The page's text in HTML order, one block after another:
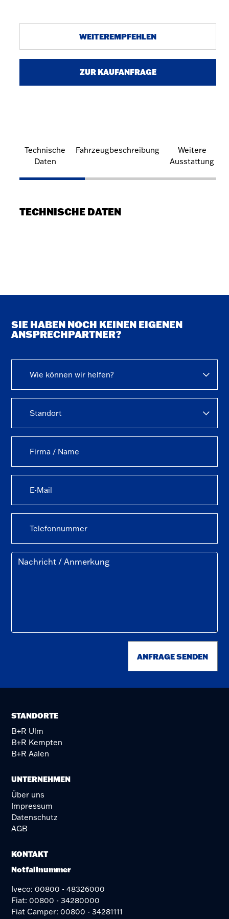
WEITEREMPFEHLEN
ZUR KAUFANFRAGE
Technische
Daten
Fahrzeugbeschreibung
Weitere
Ausstattung
TECHNISCHE DATEN
SIE HABEN NOCH KEINEN EIGENEN
ANSPRECHPARTNER?
Wie können wir helfen?
Standort
ANFRAGE SENDEN
STANDORTE
B+R Ulm
B+R Kempten
B+R Aalen
UNTERNEHMEN
Über uns
Impressum
Datenschutz
AGB
KONTAKT
Notfallnummer
Iveco: 00800 - 48326000
Fiat: 00800 - 34280000
Fiat Camper: 00800 - 34281111